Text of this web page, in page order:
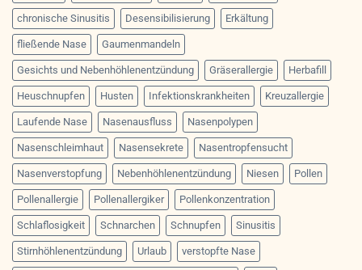
chronische Sinusitis Desensibilisierung Erkältung
fließende Nase Gaumenmandeln
Gesichts und Nebenhöhlenentzündung Gräserallergie Herbafill
Heuschnupfen Husten Infektionskrankheiten Kreuzallergie
Laufende Nase Nasenausfluss Nasenpolypen
Nasenschleimhaut Nasensekrete Nasentropfensucht
Nasenverstopfung Nebenhöhlenentzündung Niesen Pollen
Pollenallergie Pollenallergiker Pollenkonzentration
Schlaflosigkeit Schnarchen Schnupfen Sinusitis
Stirnhöhlenentzündung Urlaub verstopfte Nase